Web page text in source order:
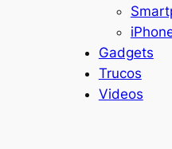
Gadgets
Trucos
Videos